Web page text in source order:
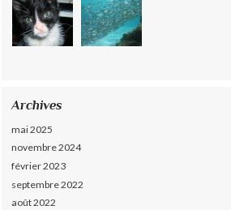
Archives
mai 2025
novembre 2024
février 2023
septembre 2022
août 2022